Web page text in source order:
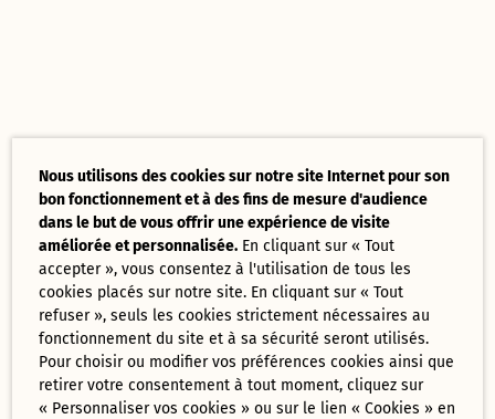
Nous utilisons des cookies sur notre site Internet pour son
bon fonctionnement et à des fins de mesure d'audience
dans le but de vous offrir une expérience de visite
améliorée et personnalisée. En cliquant sur « Tout
accepter », vous consentez à l'utilisation de tous les
cookies placés sur notre site. En cliquant sur « Tout
refuser », seuls les cookies strictement nécessaires au
fonctionnement du site et à sa sécurité seront utilisés.
Pour choisir ou modifier vos préférences cookies ainsi que
retirer votre consentement à tout moment, cliquez sur
« Personnaliser vos cookies » ou sur le lien « Cookies » en